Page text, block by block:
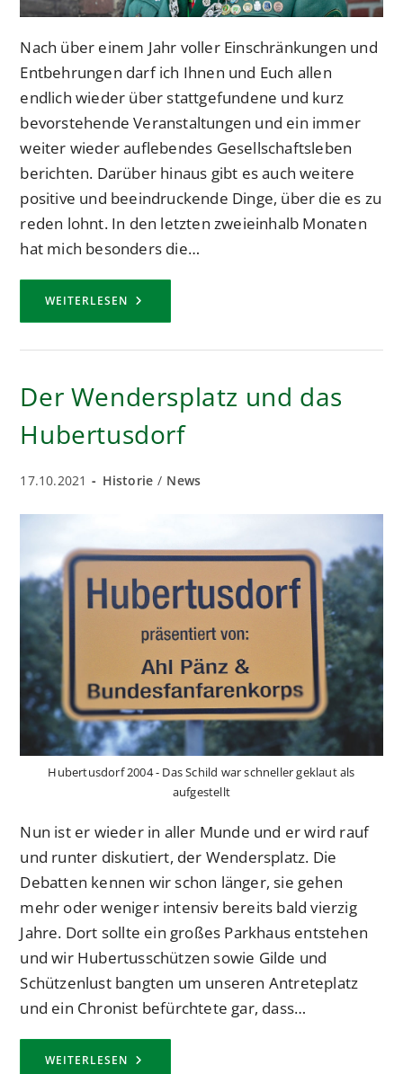
Nach über einem Jahr voller Einschränkungen und
Entbehrungen darf ich Ihnen und Euch allen
endlich wieder über stattgefundene und kurz
bevorstehende Veranstaltungen und ein immer
weiter wieder auflebendes Gesellschaftsleben
berichten. Darüber hinaus gibt es auch weitere
positive und beeindruckende Dinge, über die es zu
reden lohnt. In den letzten zweieinhalb Monaten
hat mich besonders die…
WEITERLESEN LASST
FROHEN
IN
ZEIT
GEHEN
Der Wendersplatz und das
Hubertusdorf
Beitrag
17.10.2021
Beitrags-
Historie / News
Hubertusdorf 2004 - Das Schild war schneller geklaut als
aufgestellt
Nun ist er wieder in aller Munde und er wird rauf
und runter diskutiert, der Wendersplatz. Die
Debatten kennen wir schon länger, sie gehen
mehr oder weniger intensiv bereits bald vierzig
Jahre. Dort sollte ein großes Parkhaus entstehen
und wir Hubertusschützen sowie Gilde und
Schützenlust bangten um unseren Antreteplatz
und ein Chronist befürchtete gar, dass…
WEITERLESEN DER